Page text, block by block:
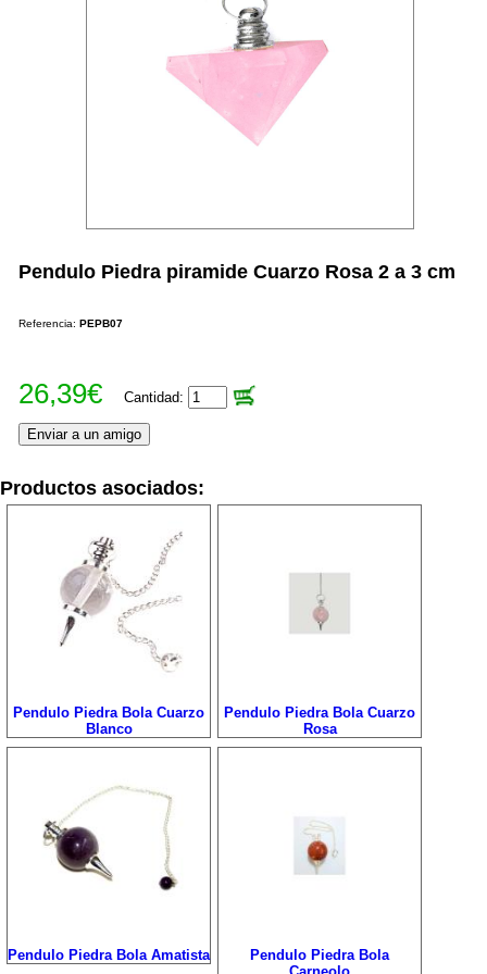
Pendulo Piedra piramide Cuarzo Rosa 2 a 3 cm
Referencia:PEPB07
26,39€ Cantidad:
Productos asociados:
Pendulo Piedra Bola Cuarzo
Blanco
Pendulo Piedra Bola Cuarzo
Rosa
Pendulo Piedra Bola Amatista
Pendulo Piedra Bola